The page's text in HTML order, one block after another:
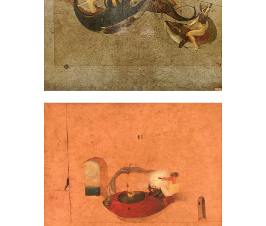
A la batalla
PINTURAS /SANTIAGO VALLADARES
Abundancia
PINTURAS/ SANTIAGO VALLADARES